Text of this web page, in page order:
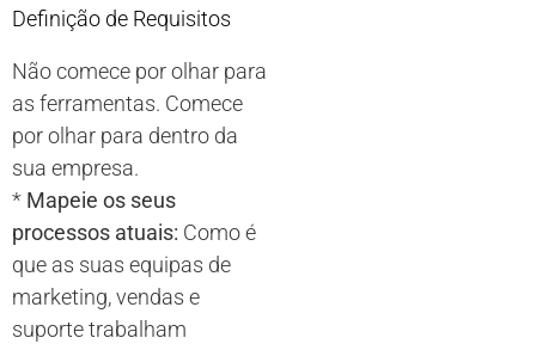
Definição de Requisitos
Não comece por olhar para
as ferramentas. Comece
por olhar para dentro da
sua empresa.
* Mapeie os seus
processos atuais: Como é
que as suas equipas de
marketing, vendas e
suporte trabalham